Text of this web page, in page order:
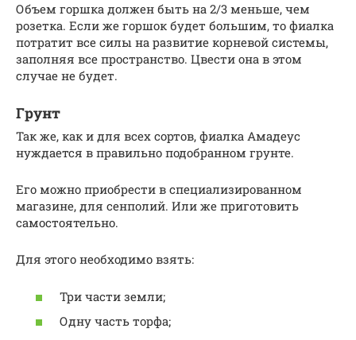
Объем горшка должен быть на 2/3 меньше, чем
розетка. Если же горшок будет большим, то фиалка
потратит все силы на развитие корневой системы,
заполняя все пространство. Цвести она в этом
случае не будет.
Грунт
Так же, как и для всех сортов, фиалка Амадеус
нуждается в правильно подобранном грунте.
Его можно приобрести в специализированном
магазине, для сенполий. Или же приготовить
самостоятельно.
Для этого необходимо взять:
Три части земли;
Одну часть торфа;